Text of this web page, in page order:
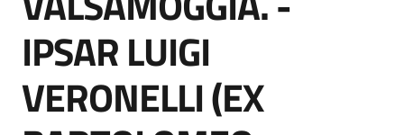
su
IPSAR LUIGI
VERONELLI (EX